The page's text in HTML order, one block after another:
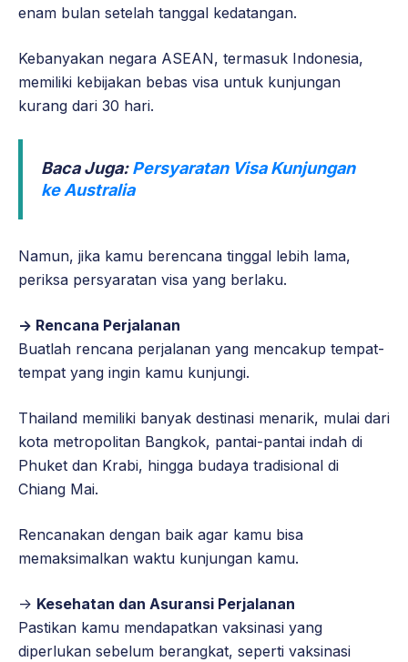
enam bulan setelah tanggal kedatangan.
Kebanyakan negara ASEAN, termasuk Indonesia,
memiliki kebijakan bebas visa untuk kunjungan
kurang dari 30 hari.
Baca Juga:Persyaratan Visa Kunjungan
ke Australia
Namun, jika kamu berencana tinggal lebih lama,
periksa persyaratan visa yang berlaku.
-> Rencana Perjalanan
Buatlah rencana perjalanan yang mencakup tempat-
tempat yang ingin kamu kunjungi.
Thailand memiliki banyak destinasi menarik, mulai dari
kota metropolitan Bangkok, pantai-pantai indah di
Phuket dan Krabi, hingga budaya tradisional di
Chiang Mai.
Rencanakan dengan baik agar kamu bisa
memaksimalkan waktu kunjungan kamu.
-> Kesehatan dan Asuransi Perjalanan
Pastikan kamu mendapatkan vaksinasi yang
diperlukan sebelum berangkat, seperti vaksinasi